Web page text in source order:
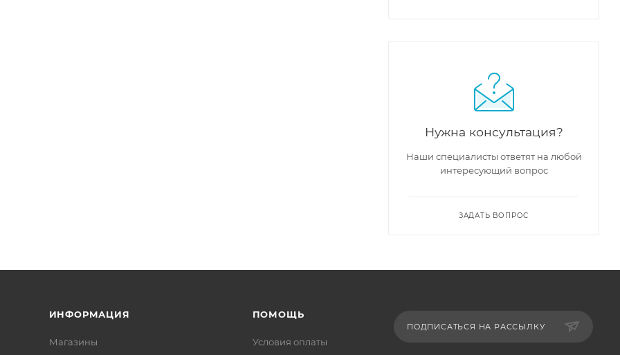
Нужна консультация?
Наши специалисты ответят на любой
интересующий вопрос
ЗАДАТЬ ВОПРОС
ИНФОРМАЦИЯ
Магазины
ПОМОЩЬ
Условия оплаты
ПОДПИСАТЬСЯ НА РАССЫЛКУ